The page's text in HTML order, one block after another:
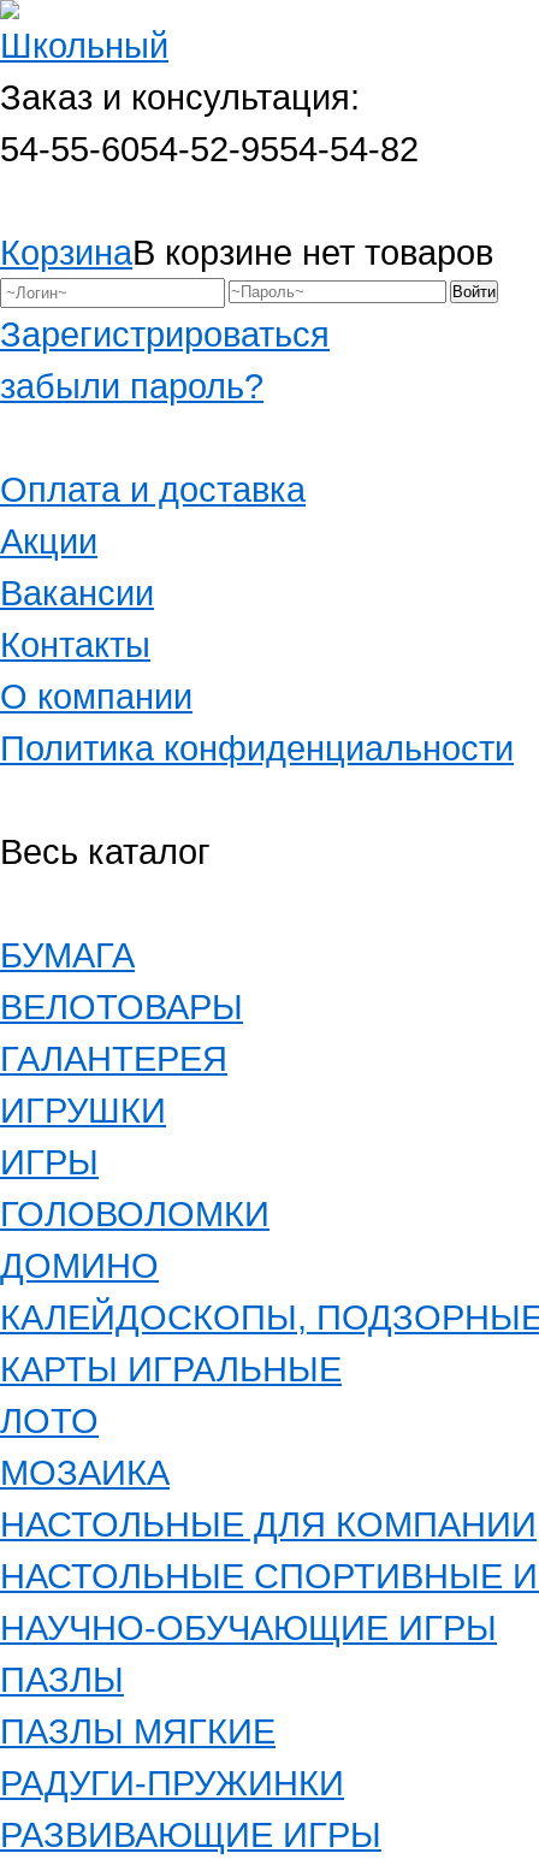
Заказ и консультация:
54-55-6054-52-9554-54-82
КорзинаВ корзине нет товаров
Зарегистрироваться
забыли пароль?
Оплата и доставка
Акции
Вакансии
Контакты
О компании
Политика конфиденциальности
Весь каталог
БУМАГА
ВЕЛОТОВАРЫ
ГАЛАНТЕРЕЯ
ИГРУШКИ
ИГРЫ
ГОЛОВОЛОМКИ
ДОМИНО
КАЛЕЙДОСКОПЫ,
КАРТЫ ИГРАЛЬНЫЕ
ЛОТО
МОЗАИКА
НАСТОЛЬНЫЕ ДЛЯ КОМПАНИИ
НАСТОЛЬНЫЕ СПОРТИВНЫЕ
НАУЧНО-ОБУЧАЮЩИЕ ИГРЫ
ПАЗЛЫ
ПАЗЛЫ МЯГКИЕ
РАДУГИ-ПРУЖИНКИ
РАЗВИВАЮЩИЕ ИГРЫ